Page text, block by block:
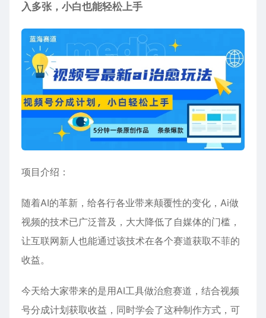
入多张，小白也能轻松上手
项目介绍：
随着AI的革新，给各行各业带来颠覆性的变化，Ai做
视频的技术已广泛普及，大大降低了自媒体的门槛，
让互联网新人也能通过该技术在各个赛道获取不菲的
收益。
今天给大家带来的是用AI工具做治愈赛道，结合视频
号分成计划获取收益，同时学会了这种制作方式，可